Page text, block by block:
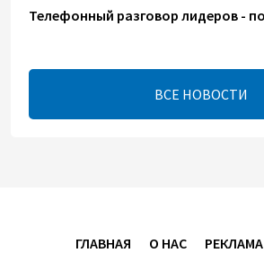
Телефонный разговор лидеров -
В минобороны Азербайджана
военных атташе в зарубежных
ВСЕ НОВОСТИ
ГЛАВНАЯ О НАС